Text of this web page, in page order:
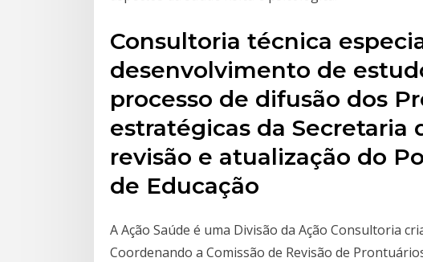
Consultoria técnica
desenvolvimento de
processo de difusão dos
estratégicas da Secretaria
revisão e atualização do
de Educação
A Ação Saúde é uma Divisão da Ação Consultoria
Coordenando a Comissão de Revisão de